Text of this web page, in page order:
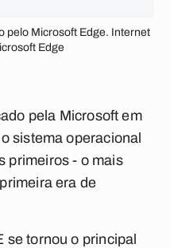
pelo Microsoft Edge. Internet
Edge
pela Microsoft em
sistema operacional
primeiros - o mais
era de
se tornou o principal